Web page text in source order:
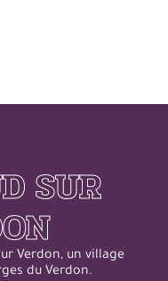
SUR
Verdon, un village
du Verdon.